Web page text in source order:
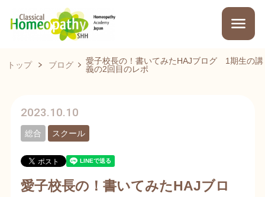
トップ ブログ
愛子校長の！書いてみたHAJブログ 1期生の講
義の2回目のレポ
2023.10.10
総合 スクール
愛子校長の！書いてみたHAJブロ